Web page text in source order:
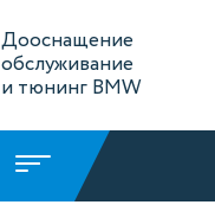
Дооснащение
обслуживание
и тюнинг BMW